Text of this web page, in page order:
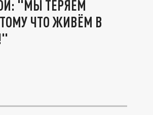
"МЫ ТЕРЯЕМ
ЧТО ЖИВЁМ В